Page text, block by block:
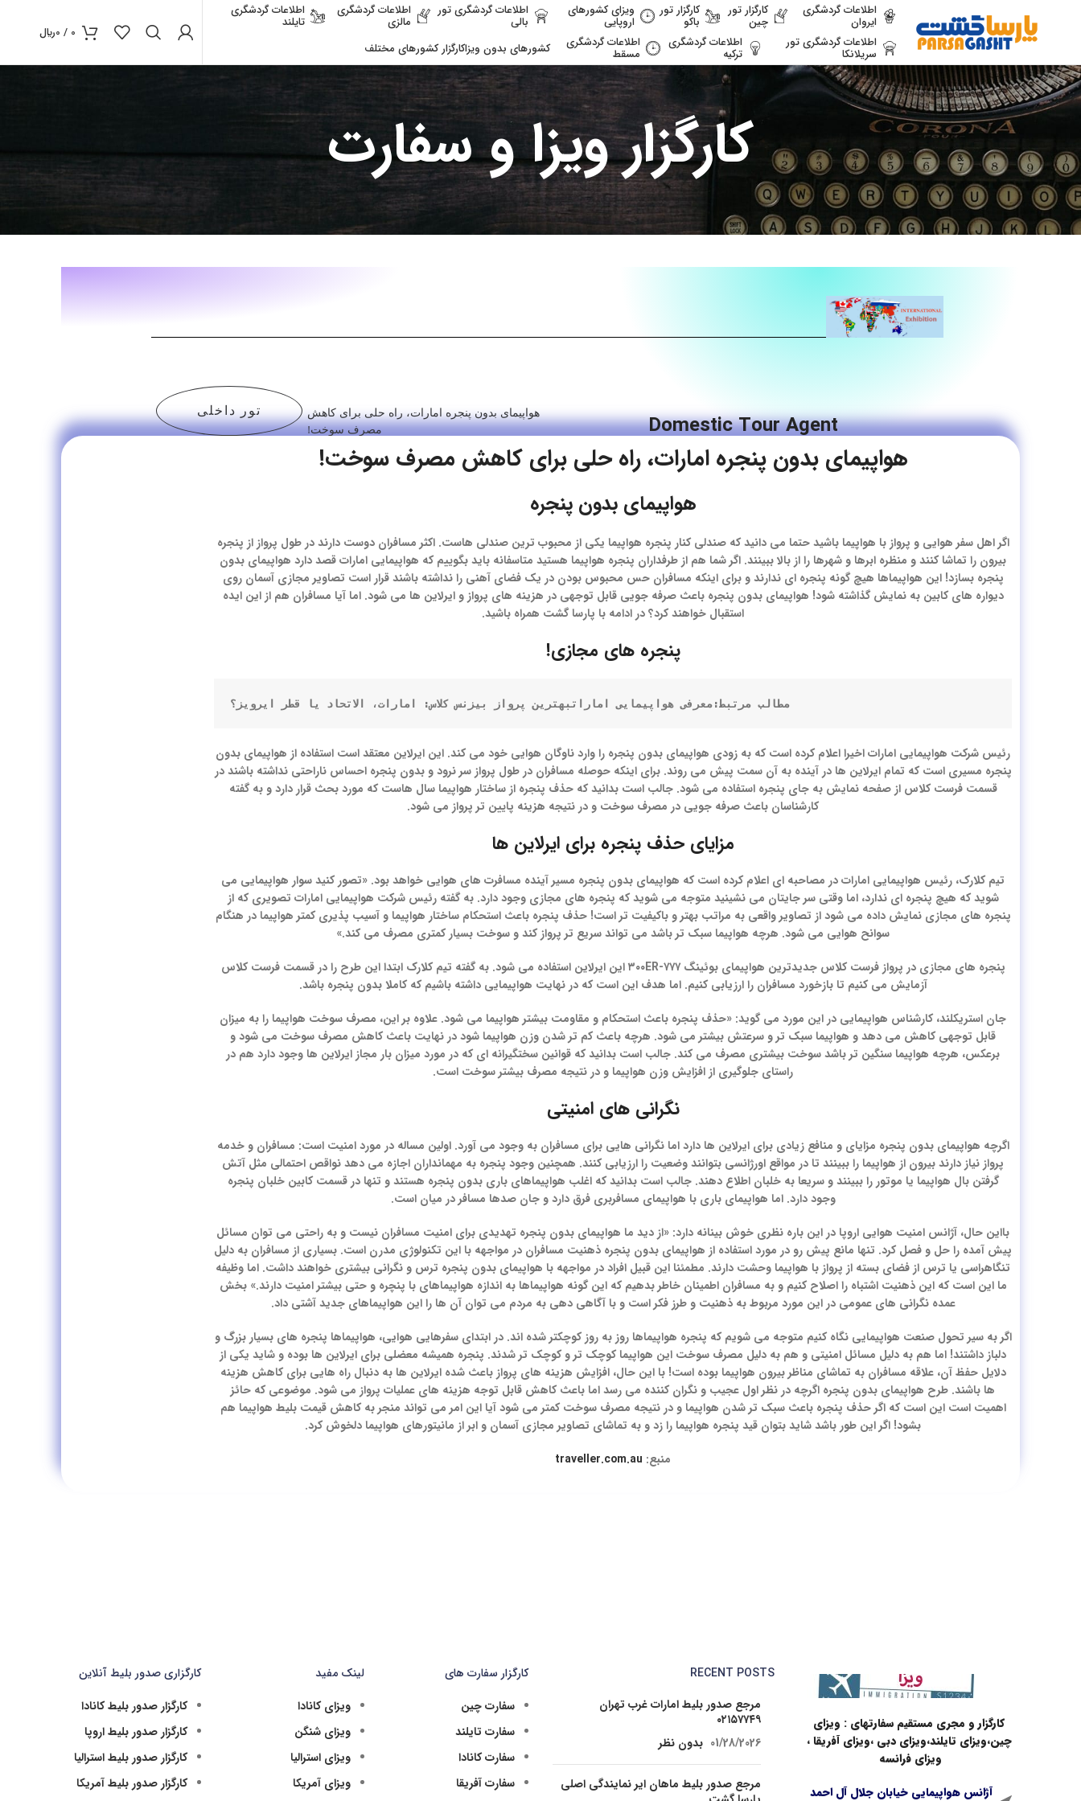
اطلاعات گردشگری
ایروان
کارگزار تور
چین
کارگزار تور
باکو
ویزای کشورهای
اروپایی
اطلاعات گردشگری تور
بالی
اطلاعات گردشگری
مالزی
اطلاعات گردشگری
تایلند
اطلاعات گردشگری تور
سریلانکا
اطلاعات گردشگری
ترکیه
اطلاعات گردشگری
مسقط کشورهای بدون ویزاکارگزار کشورهای مختلف
0
/
0﷼
کارگزار ویزا و سفارت
Domestic Tour Agent
هواپیمای بدون پنجره امارات، راه حلی برای کاهش
مصرف سوخت!
تور داخلی
هواپیمای بدون پنجره امارات، راه حلی برای کاهش مصرف سوخت!
هواپیمای بدون پنجره
اگر اهل سفر هوایی و پرواز با هواپیما باشید حتما می دانید که صندلی کنار پنجره هواپیما یکی از محبوب ترین صندلی هاست. اکثر مسافران دوست دارند در طول پرواز از پنجره
بیرون را تماشا کنند و منظره ابرها و شهرها را از بالا ببینند. اگر شما هم از طرفداران پنجره هواپیما هستید متاسفانه باید بگوییم که هواپیمایی امارات قصد دارد هواپیمای بدون
پنجره بسازد! این هواپیماها هیچ گونه پنجره ای ندارند و برای اینکه مسافران حس محبوس بودن در یک فضای آهنی را نداشته باشند قرار است تصاویر مجازی آسمان روی
دیواره های کابین به نمایش گذاشته شود! هواپیمای بدون پنجره باعث صرفه جویی قابل توجهی در هزینه های پرواز و ایرلاین ها می شود. اما آیا مسافران هم از این ایده
استقبال خواهند کرد؟ در ادامه با پارسا گشت همراه باشید.
پنجره های مجازی!
مطالب مرتبط:معرفی هواپیمایی اماراتبهترین پرواز بیزنس کلاس: امارات، الاتحاد یا قطر ایرویز؟
رئیس شرکت هواپیمایی امارات اخیرا اعلام کرده است که به زودی هواپیمای بدون پنجره را وارد ناوگان هوایی خود می کند. این ایرلاین معتقد است استفاده از هواپیمای بدون
پنجره مسیری است که تمام ایرلاین ها در آینده به آن سمت پیش می روند. برای اینکه حوصله مسافران در طول پرواز سر نرود و بدون پنجره احساس ناراحتی نداشته باشند در
قسمت فرست کلاس از صفحه نمایش به جای پنجره استفاده می شود. جالب است بدانید که حذف پنجره از ساختار هواپیما سال هاست که مورد بحث قرار دارد و به گفته
کارشناسان باعث صرفه جویی در مصرف سوخت و در نتیجه هزینه پایین تر پرواز می شود.
مزایای حذف پنجره برای ایرلاین ها
تیم کلارک، رئیس هواپیمایی امارات در مصاحبه ای اعلام کرده است که هواپیمای بدون پنجره مسیر آینده مسافرت های هوایی خواهد بود. «تصور کنید سوار هواپیمایی می
شوید که هیچ پنجره ای ندارد، اما وقتی سر جایتان می نشینید متوجه می شوید که پنجره های مجازی وجود دارد. به گفته رئیس شرکت هواپیمایی امارات تصویری که از
پنجره های مجازی نمایش داده می شود از تصاویر واقعی به مراتب بهتر و باکیفیت تر است! حذف پنجره باعث استحکام ساختار هواپیما و آسیب پذیری کمتر هواپیما در هنگام
سوانح هوایی می شود. هرچه هواپیما سبک تر باشد می تواند سریع تر پرواز کند و سوخت بسیار کمتری مصرف می کند.»
پنجره های مجازی در پرواز فرست کلاس جدیدترین هواپیمای بوئینگ ۷۷۷-۳۰۰ER این ایرلاین استفاده می شود. به گفته تیم کلارک ابتدا این طرح را در قسمت فرست کلاس
آزمایش می کنیم تا بازخورد مسافران را ارزیابی کنیم. اما هدف این است که در نهایت هواپیمایی داشته باشیم که کاملا بدون پنجره باشد.
جان استریکلند، کارشناس هواپیمایی در این مورد می گوید: «حذف پنجره باعث استحکام و مقاومت بیشتر هواپیما می شود. علاوه بر این، مصرف سوخت هواپیما را به میزان
قابل توجهی کاهش می دهد و هواپیما سبک تر و سرعتش بیشتر می شود. هرچه باعث کم تر شدن وزن هواپیما شود در نهایت باعث کاهش مصرف سوخت می شود و
برعکس، هرچه هواپیما سنگین تر باشد سوخت بیشتری مصرف می کند. جالب است بدانید که قوانین سختگیرانه ای که در مورد میزان بار مجاز ایرلاین ها وجود دارد هم در
راستای جلوگیری از افزایش وزن هواپیما و در نتیجه مصرف بیشتر سوخت است.
نگرانی های امنیتی
اگرچه هواپیمای بدون پنجره مزایای و منافع زیادی برای ایرلاین ها دارد اما نگرانی هایی برای مسافران به وجود می آورد. اولین مساله در مورد امنیت است: مسافران و خدمه
پرواز نیاز دارند بیرون از هواپیما را ببینند تا در مواقع اورژانسی بتوانند وضعیت را ارزیابی کنند. همچنین وجود پنجره به مهمانداران اجازه می دهد نواقص احتمالی مثل آتش
گرفتن بال هواپیما یا موتور را ببینند و سریعا به خلبان اطلاع دهند. جالب است بدانید که اغلب هواپیماهای باری بدون پنجره هستند و تنها در قسمت کابین خلبان پنجره
وجود دارد. اما هواپیمای باری با هواپیمای مسافربری فرق دارد و جان صدها مسافر در میان است.
بااین حال، آژانس امنیت هوایی اروپا در این باره نظری خوش بینانه دارد: «از دید ما هواپیمای بدون پنجره تهدیدی برای امنیت مسافران نیست و به راحتی می توان مسائل
پیش آمده را حل و فصل کرد. تنها مانع پیش رو در مورد استفاده از هواپیمای بدون پنجره ذهنیت مسافران در مواجهه با این تکنولوژی مدرن است. بسیاری از مسافران به دلیل
تنگاهراسی یا ترس از فضای بسته از پرواز با هواپیما وحشت دارند. مطمئنا این قبیل افراد در مواجهه با هواپیمای بدون پنجره ترس و نگرانی بیشتری خواهند داشت. اما وظیفه
ما این است که این ذهنیت اشتباه را اصلاح کنیم و به مسافران اطمینان خاطر بدهیم که این گونه هواپیماها به اندازه هواپیماهای با پنچره و حتی بیشتر امنیت دارند.» بخش
عمده نگرانی های عمومی در این مورد مربوط به ذهنیت و طرز فکر است و با آگاهی دهی به مردم می توان آن ها را این هواپیماهای جدید آشتی داد.
اگر به سیر تحول صنعت هواپیمایی نگاه کنیم متوجه می شویم که پنجره هواپیماها روز به روز کوچکتر شده اند. در ابتدای سفرهایی هوایی، هواپیماها پنجره های بسیار بزرگ و
دلباز داشتند! اما هم به دلیل مسائل امنیتی و هم به دلیل مصرف سوخت این هواپیما کوچک تر و کوچک تر شدند. پنجره همیشه معضلی برای ایرلاین ها بوده و شاید یکی از
دلایل حفظ آن، علاقه مسافران به تماشای مناظر بیرون هواپیما بوده است! با این حال، افزایش هزینه های پرواز باعث شده ایرلاین ها به دنبال راه هایی برای کاهش هزینه
ها باشند. طرح هواپیمای بدون پنجره اگرچه در نظر اول عجیب و نگران کننده می رسد اما باعث کاهش قابل توجه هزینه های عملیات پرواز می شود. موضوعی که حائز
اهمیت است این است که اگر حذف پنجره باعث سبک تر شدن هواپیما و در نتیجه مصرف سوخت کمتر می شود آیا این امر می تواند منجر به کاهش قیمت بلیط هواپیما هم
بشود! اگر این طور باشد شاید بتوان قید پنجره هواپیما را زد و به تماشای تصاویر مجازی آسمان و ابر از مانیتورهای هواپیما دلخوش کرد.
منبع: traveller.com.au
کارگزار و مجری مستقیم سفارتهای : ویزای
چین،ویزای تایلند،ویزای دبی ،ویزای آفریقا ،
ویزای فرانسه
آژانس هواپیمایی خیابان جلال آل احمد
RECENT POSTS
مرجع صدور بلیط امارات غرب تهران
۰۲۱۵۷۷۴۹
01/28/2026 بدون نظر
مرجع صدور بلیط ماهان ایر نمایندگی اصلی
کارگزار سفارت های
سفارت چین
سفارت تایلند
سفارت کانادا
سفارت آفریقا
لینک مفید
ویزای کانادا
ویزای شنگن
ویزای استرالیا
ویزای آمریکا
کارگزاری صدور بلیط آنلاین
کارگزار صدور بلیط کانادا
کارگزار صدور بلیط اروپا
کارگزار صدور بلیط استرالیا
کارگزار صدور بلیط آمریکا